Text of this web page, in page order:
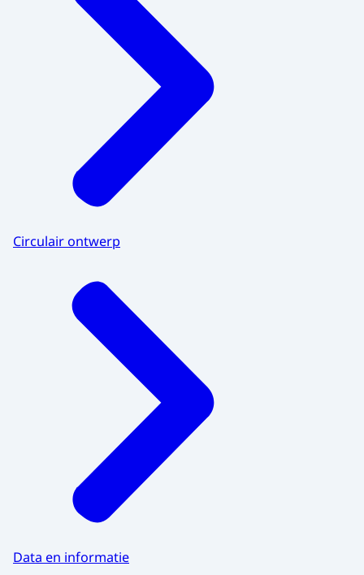
Circulair ontwerp
Data en informatie